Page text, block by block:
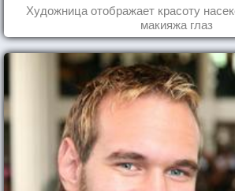
Художница отображает красоту
макияжа глаз